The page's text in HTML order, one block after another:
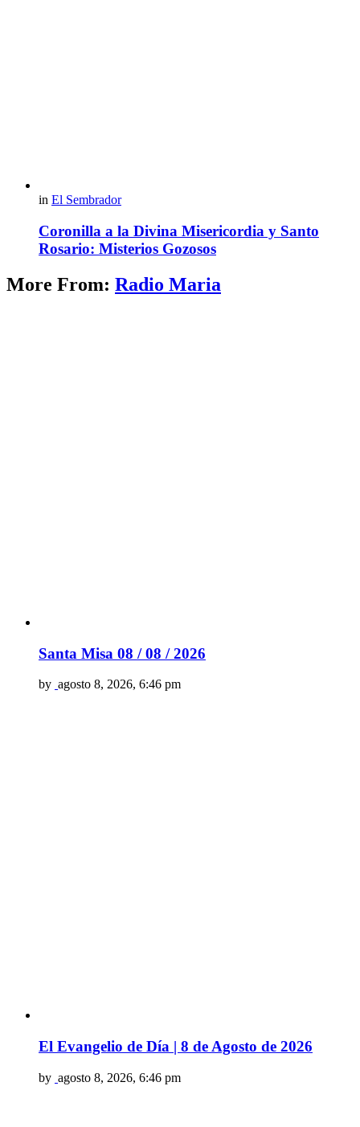
in El Sembrador
Coronilla a la Divina Misericordia y Santo
Rosario: Misterios Gozosos
More From: Radio Maria
Santa Misa 08 / 08 / 2026
by agosto 8, 2026, 6:46 pm
El Evangelio de Día | 8 de Agosto de 2026
by agosto 8, 2026, 6:46 pm